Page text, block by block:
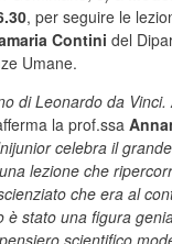
, per seguire le
Contini del
Umane.
di Leonardo da
la prof.ssa
celebra il
lezione che
che era al
è stato una figura